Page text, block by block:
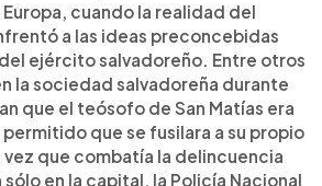
cuando la realidad del
a las ideas preconcebidas
ejército salvadoreño. Entre otros
la sociedad salvadoreña durante
que el teósofo de San Matías era
que se fusilara a su propio
vez que combatía la delincuencia
en la capital, la Policía Nacional